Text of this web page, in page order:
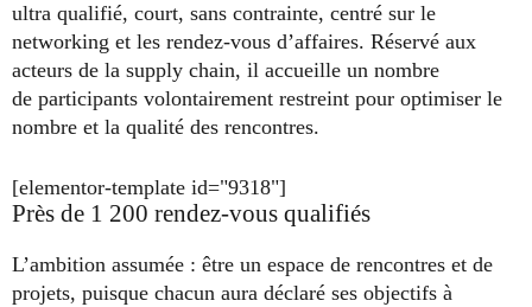
ultra qualifié, court, sans contrainte, centré sur le
networking et les rendez-vous d’affaires. Réservé aux
acteurs de la supply chain, il accueille un nombre
de participants volontairement restreint pour optimiser le
nombre et la qualité des rencontres.
[elementor-template id="9318"]
Près de 1 200 rendez-vous qualifiés
L’ambition assumée : être un espace de rencontres et de
projets, puisque chacun aura déclaré ses objectifs à